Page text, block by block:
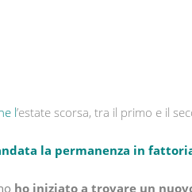
l’estate scorsa, tra il primo e il
la permanenza in
ho iniziato a trovare un